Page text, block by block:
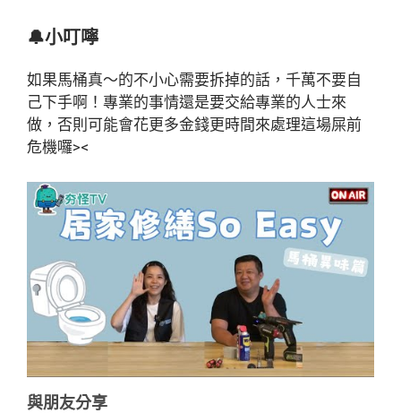
🔔小叮嚀
如果馬桶真～的不小心需要拆掉的話，千萬不要自
己下手啊！專業的事情還是要交給專業的人士來
做，否則可能會花更多金錢更時間來處理這場屎前
危機囉><
與朋友分享